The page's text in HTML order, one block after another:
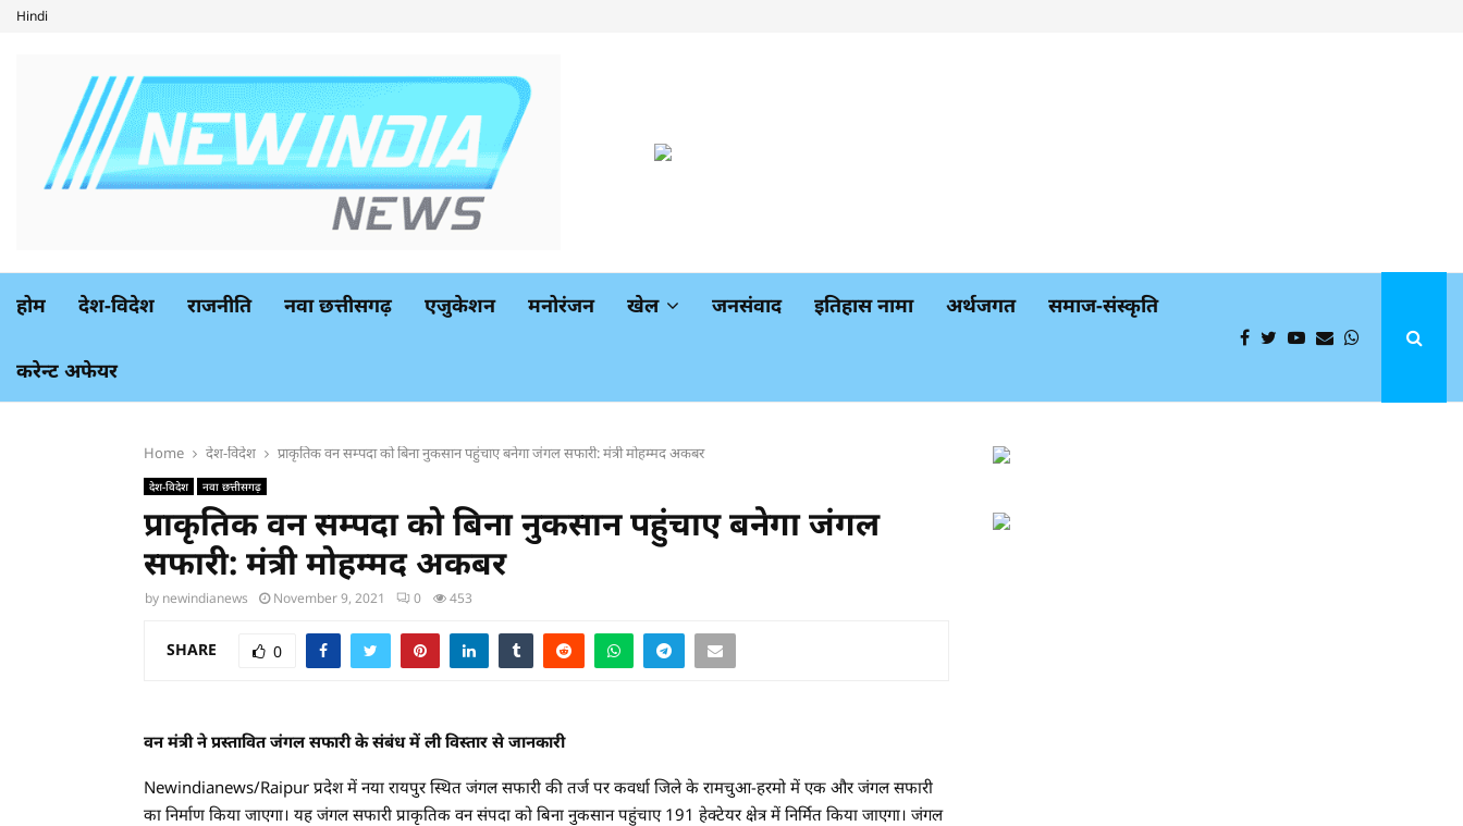
Hindi
होम देश-विदेश राजनीति नवा छत्तीसगढ़ एजुकेशन मनोरंजन खेल जनसंवाद इतिहास नामा अर्थजगत समाज-संस्कृति
करेन्ट अफेयर
Home देश-विदेश प्राकृतिक वन सम्पदा को बिना नुकसान पहुंचाए बनेगा जंगल सफारी: मंत्री मोहम्मद अकबर
देश-विदेश नवा छत्तीसगढ़
प्राकृतिक वन सम्पदा को बिना नुकसान पहुंचाए बनेगा जंगल
सफारी: मंत्री मोहम्मद अकबर
by newindianews November 9, 2021 0 453
SHARE 0
वन मंत्री ने प्रस्तावित जंगल सफारी के संबंध में ली विस्तार से जानकारी
Newindianews/Raipur प्रदेश में नया रायपुर स्थित जंगल सफारी की तर्ज पर कवर्धा जिले के रामचुआ-हरमो में एक और जंगल सफारी
का निर्माण किया जाएगा। यह जंगल सफारी प्राकृतिक वन संपदा को बिना नुकसान पहुंचाए 191 हेक्टेयर क्षेत्र में निर्मित किया जाएगा। जंगल